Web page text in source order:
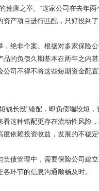
荒唐之举。“这家公司在去年
资产项目进行匹配，只好投到
非个案。根据对多家保险公
品的负债久期基本在两年之内
公司不得不将这些短期资金配
长投”错配，即负债端较短，
看这种错配更存在流动性风险
依赖投资收益，发展的不稳定
管理中，需要保险公司建立
环节的信息沟通顺畅及时。